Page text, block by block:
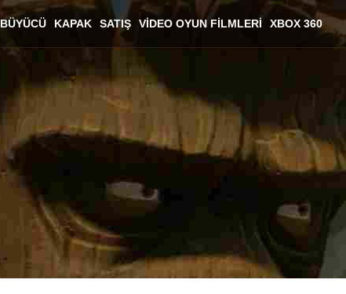
BÜYÜCÜ KAPAK SATIŞ VIDEO OYUN FILMLERI XBOX 360